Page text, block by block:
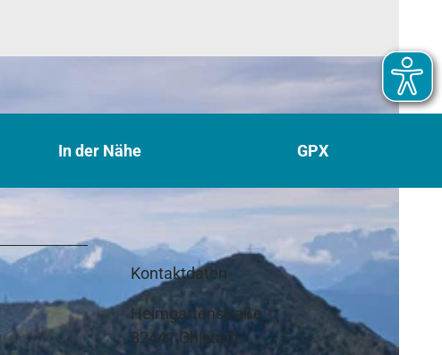
In der Nähe GPX
Kontaktdaten
Heimgartenstraße
82441Ohlstadt